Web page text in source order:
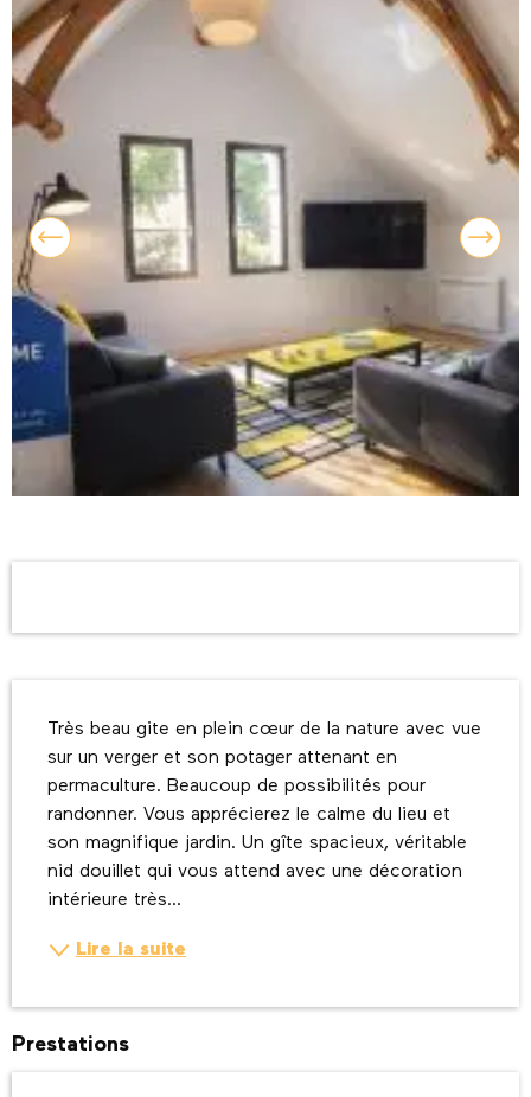
Très beau gite en plein cœur de la nature avec vue
sur un verger et son potager attenant en
permaculture. Beaucoup de possibilités pour
randonner. Vous apprécierez le calme du lieu et
son magnifique jardin. Un gîte spacieux, véritable
nid douillet qui vous attend avec une décoration
intérieure très...
Lire la suite
Prestations